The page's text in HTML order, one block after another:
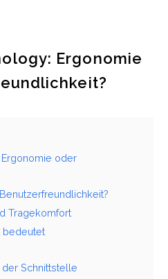
Ergonomie
oder
Tragekomfort
bedeutet
Schnittstelle